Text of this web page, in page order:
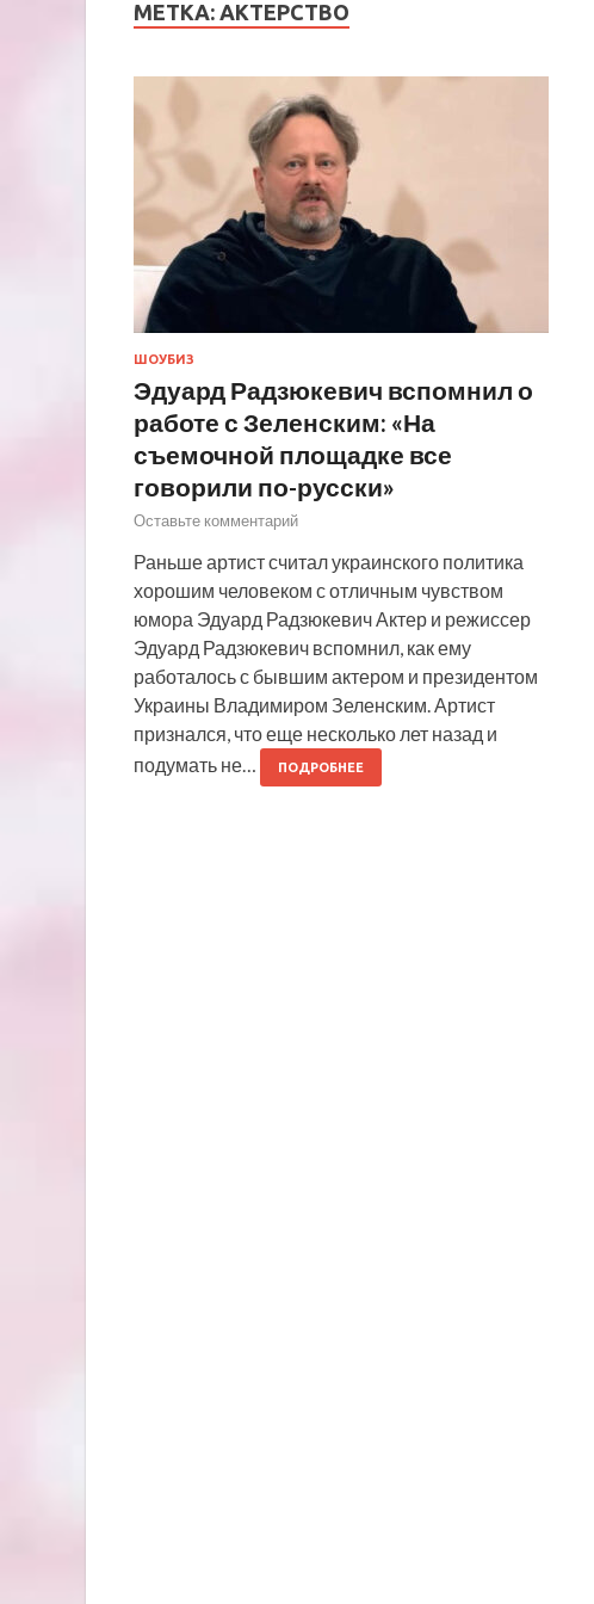
МЕТКА: АКТЕРСТВО
ШОУБИЗ
Эдуард Радзюкевич вспомнил о
работе с Зеленским: «На
съемочной площадке все
говорили по-русски»
Оставьте комментарий
Раньше артист считал украинского политика
хорошим человеком с отличным чувством
юмора Эдуард Радзюкевич Актер и режиссер
Эдуард Радзюкевич вспомнил, как ему
работалось с бывшим актером и президентом
Украины Владимиром Зеленским. Артист
признался, что еще несколько лет назад и
подумать не…
ПОДРОБНЕЕ